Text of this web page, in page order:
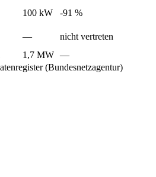
100 kW
-91 %
—
nicht vertreten
1,7 MW —
(Bundesnetzagentur)